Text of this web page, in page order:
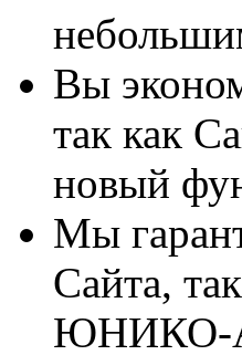
Вы
так как
новый
Мы
Сайта,
ЮНИКО-